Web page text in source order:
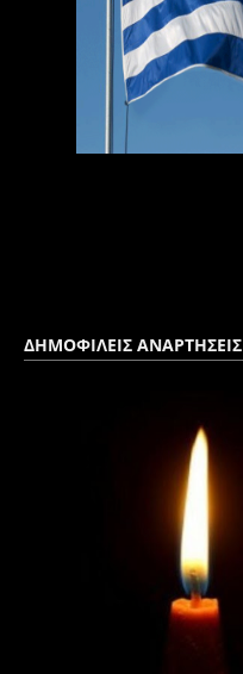
ΔΗΜΟΦΙΛΕΙΣ ΑΝΑΡΤΗΣΕΙΣ